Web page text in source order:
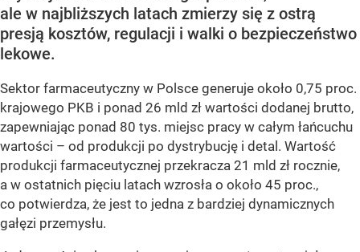
ale w najbliższych latach zmierzy się z ostrą
presją kosztów, regulacji i walki o bezpieczeństwo
lekowe.
Sektor farmaceutyczny w Polsce generuje około 0,75 proc.
krajowego PKB i ponad 26 mld zł wartości dodanej brutto,
zapewniając ponad 80 tys. miejsc pracy w całym łańcuchu
wartości – od produkcji po dystrybucję i detal. Wartość
produkcji farmaceutycznej przekracza 21 mld zł rocznie,
a w ostatnich pięciu latach wzrosła o około 45 proc.,
co potwierdza, że jest to jedna z bardziej dynamicznych
gałęzi przemysłu.